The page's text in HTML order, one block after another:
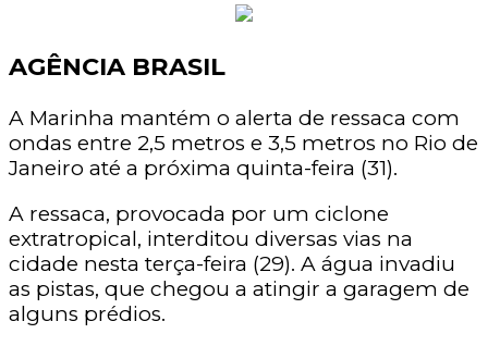
AGÊNCIA BRASIL
A Marinha mantém o alerta de ressaca com
ondas entre 2,5 metros e 3,5 metros no Rio de
Janeiro até a próxima quinta-feira (31).
A ressaca, provocada por um ciclone
extratropical, interditou diversas vias na
cidade nesta terça-feira (29). A água invadiu
as pistas, que chegou a atingir a garagem de
alguns prédios.